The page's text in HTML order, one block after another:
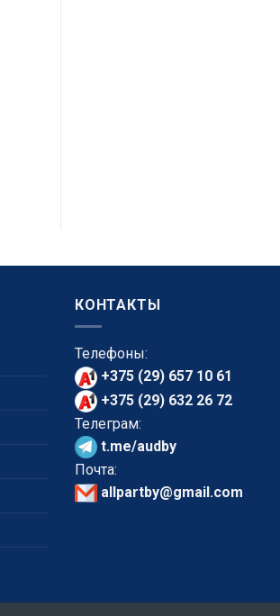
КОНТАКТЫ
Телефоны:
+375 (29) 657 10 61
+375 (29) 632 26 72
Телеграм:
t.me/audby
Почта:
allpartby@gmail.com